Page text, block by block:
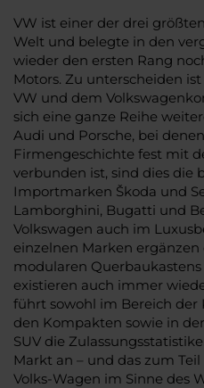
VW ist einer der drei
Welt und belegte in den
wieder den ersten Rang
Motors. Zu unterscheiden
VW und dem
sich eine ganze Reihe
Audi und Porsche, bei
Firmengeschichte fest mit
verbunden ist, sind dies die
Importmarken Škoda und
Lamborghini, Bugatti und
Volkswagen auch im
einzelnen Marken
modularen
existieren auch immer
führt sowohl im Bereich der
den Kompakten sowie in
SUV die
Markt an – und das zum
Volks-Wagen im Sinne des